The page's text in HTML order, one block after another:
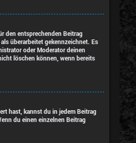
den entsprechenden Beitrag
überarbeitet gekennzeichnet. Es
oder Moderator deinen
löschen können, wenn bereits
hast, kannst du in jedem Beitrag
du einen einzelnen Beitrag